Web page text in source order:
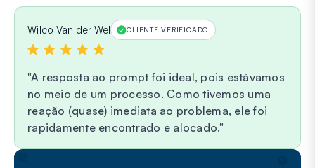
Wilco Van der Wel CLIENTE VERIFICADO
A resposta ao prompt foi ideal, pois estávamos
no meio de um processo. Como tivemos uma
reação (quase) imediata ao problema, ele foi
rapidamente encontrado e alocado.